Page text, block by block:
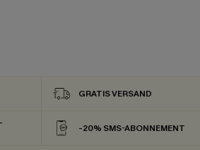
GRATIS VERSAND
-20% SMS-ABONNEMENT